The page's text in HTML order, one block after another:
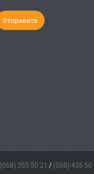
(068) 355 50 21 / (050) 435 50